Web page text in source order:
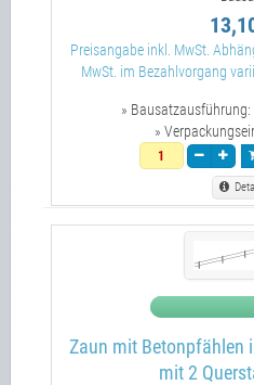
Preisangabe inkl. MwSt.
MwSt. im Bezahlvorgang
» Bausatzausführung:
»
Zaun mit Betonpfählen
mit 2